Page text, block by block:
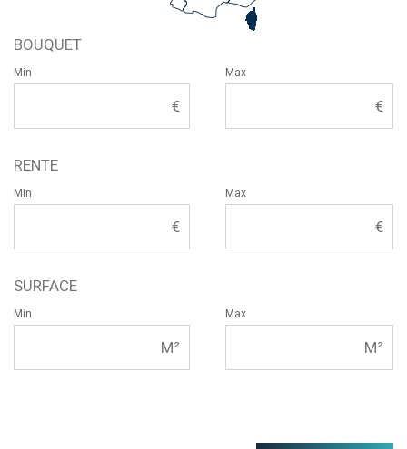
BOUQUET
Min Max
RENTE
Min Max
SURFACE
Min Max